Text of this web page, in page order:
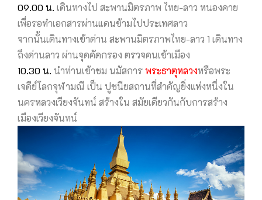
09.00 น. เดินทางไป สะพานมิตรภาพ ไทย-ลาว หนองคาย
เพื่อรอทำเอกสารผ่านแดนข้ามไปประเทศลาว
จากนั้นเดินทางเข้าด่าน สะพานมิตรภาพไทย-ลาว 1 เดินทาง
ถึงด่านลาว ผ่านจุดคัดกรอง ตรวจคนเข้าเมือง
10.30 น. นำท่านเข้าชม นมัสการพระธาตุหลวงหรือพระ
เจดีย์โลกจุฬามณี เป็น ปูชนียสถานที่สำคัญยิ่งแห่งหนึ่งใน
นครหลวงเวียงจันทน์ สร้างใน สมัยเดียวกันกับการสร้าง
เมืองเวียงจันทน์